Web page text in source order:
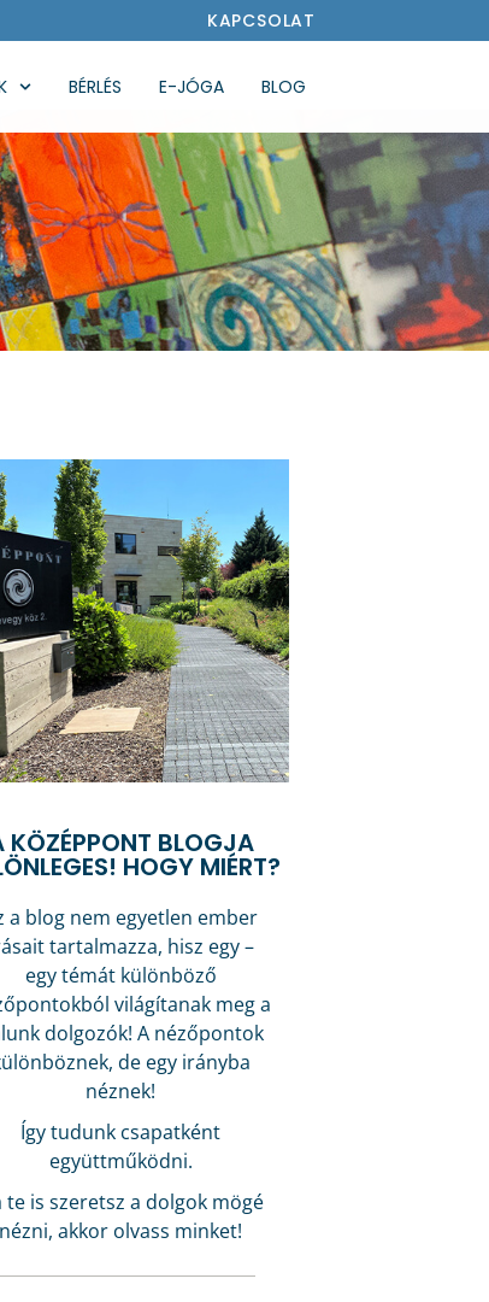
KAPCSOLAT
BÉRLÉS E-JÓGA BLOG
KÖZÉPPONT BLOGJA
HOGY MIÉRT?
a blog nem egyetlen ember
tartalmazza, hisz egy –
egy témát különböző
világítanak meg a
dolgozók! A nézőpontok
de egy irányba
néznek!
Így tudunk csapatként
együttműködni.
te is szeretsz a dolgok mögé
nézni, akkor olvass minket!